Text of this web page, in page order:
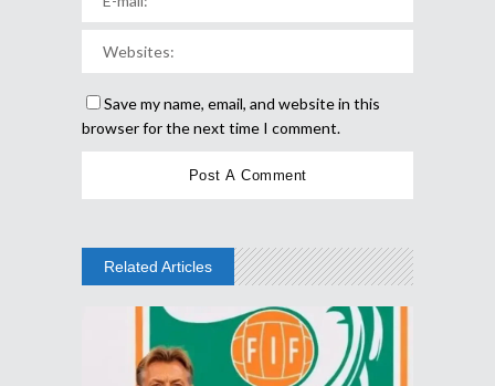
Save my name, email, and website in this
browser for the next time I comment.
Related Articles